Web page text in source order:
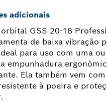
adicionais
GSS 20-18
de baixa vibração
para uso com uma ou
empunhadura
Ela também vem
à poeira e